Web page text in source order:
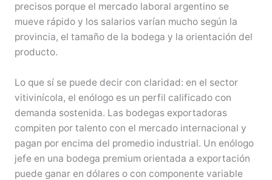
precisos porque el mercado laboral argentino se
mueve rápido y los salarios varían mucho según la
provincia, el tamaño de la bodega y la orientación del
producto.
Lo que sí se puede decir con claridad: en el sector
vitivinícola, el enólogo es un perfil calificado con
demanda sostenida. Las bodegas exportadoras
compiten por talento con el mercado internacional y
pagan por encima del promedio industrial. Un enólogo
jefe en una bodega premium orientada a exportación
puede ganar en dólares o con componente variable